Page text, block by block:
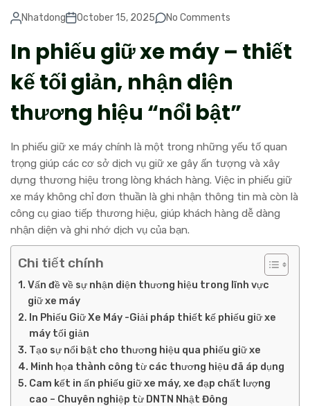
Nhatdong October 15, 2025 No Comments
In phiếu giữ xe máy – thiết
kế tối giản, nhận diện
thương hiệu “nổi bật”
In phiếu giữ xe máy chính là một trong những yếu tố quan
trọng giúp các cơ sở dịch vụ giữ xe gây ấn tượng và xây
dựng thương hiệu trong lòng khách hàng. Việc in phiếu giữ
xe máy không chỉ đơn thuần là ghi nhận thông tin mà còn là
công cụ giao tiếp thương hiệu, giúp khách hàng dễ dàng
nhận diện và ghi nhớ dịch vụ của bạn.
Chi tiết chính
Vấn đề về sự nhận diện thương hiệu trong lĩnh vực
giữ xe máy
In Phiếu Giữ Xe Máy -Giải pháp thiết kế phiếu giữ xe
máy tối giản
Tạo sự nổi bật cho thương hiệu qua phiếu giữ xe
Minh họa thành công từ các thương hiệu đã áp dụng
Cam kết in ấn phiếu giữ xe máy, xe đạp chất lượng
cao – Chuyên nghiệp từ DNTN Nhật Đông